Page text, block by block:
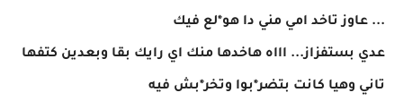
... عاوز تاخد امي مني دا هو*لع فيك
عدي بستفزاز... اااه هاخدها منك اي رايك بقا وبعدين كتفها
تاني وهيا كانت بتضر*بوا وتخر*بش فيه